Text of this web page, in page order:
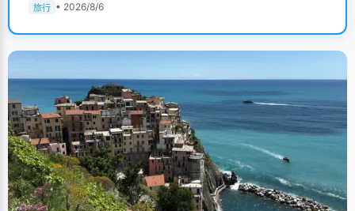
旅行 • 2026/8/6